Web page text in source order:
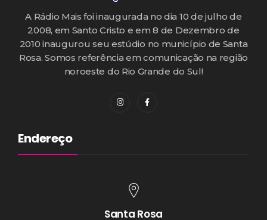
A Rádio Mais foi inaugurada no dia 10 de julho de
2008, em Santo Cristo e em 8 de Dezembro de
2010 inaugurou seu estúdio no município de Santa
Rosa. Somos referência em comunicação na região
noroeste do Rio Grande do Sul!
Endereço
Santa Rosa